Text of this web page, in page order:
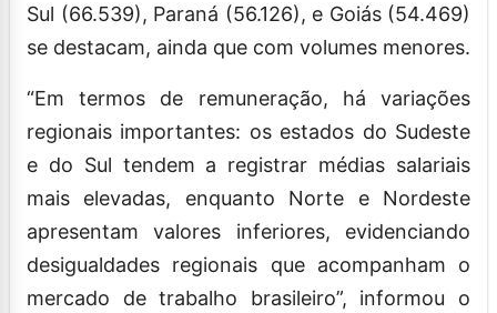
Sul (66.539), Paraná (56.126), e Goiás (54.469)
se destacam, ainda que com volumes menores.
“Em termos de remuneração, há variações
regionais importantes: os estados do Sudeste
e do Sul tendem a registrar médias salariais
mais elevadas, enquanto Norte e Nordeste
apresentam valores inferiores, evidenciando
desigualdades regionais que acompanham o
mercado de trabalho brasileiro”, informou o